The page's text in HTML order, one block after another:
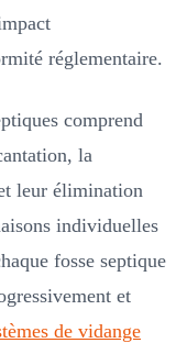
réglementaire.
comprend
la
leur élimination
individuelles
fosse septique
et
de vidange